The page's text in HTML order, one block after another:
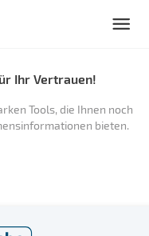
Ihr Vertrauen!
Tools, die Ihnen noch
bieten.